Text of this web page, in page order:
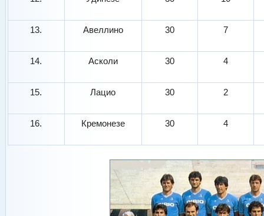
13. Авеллино 30 7
14. Асколи 30 4
15. Лацио 30 2
16. Кремонезе 30 4